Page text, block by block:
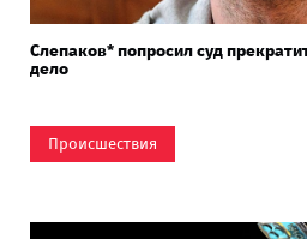
Слепаков* попросил суд
дело
Происшествия